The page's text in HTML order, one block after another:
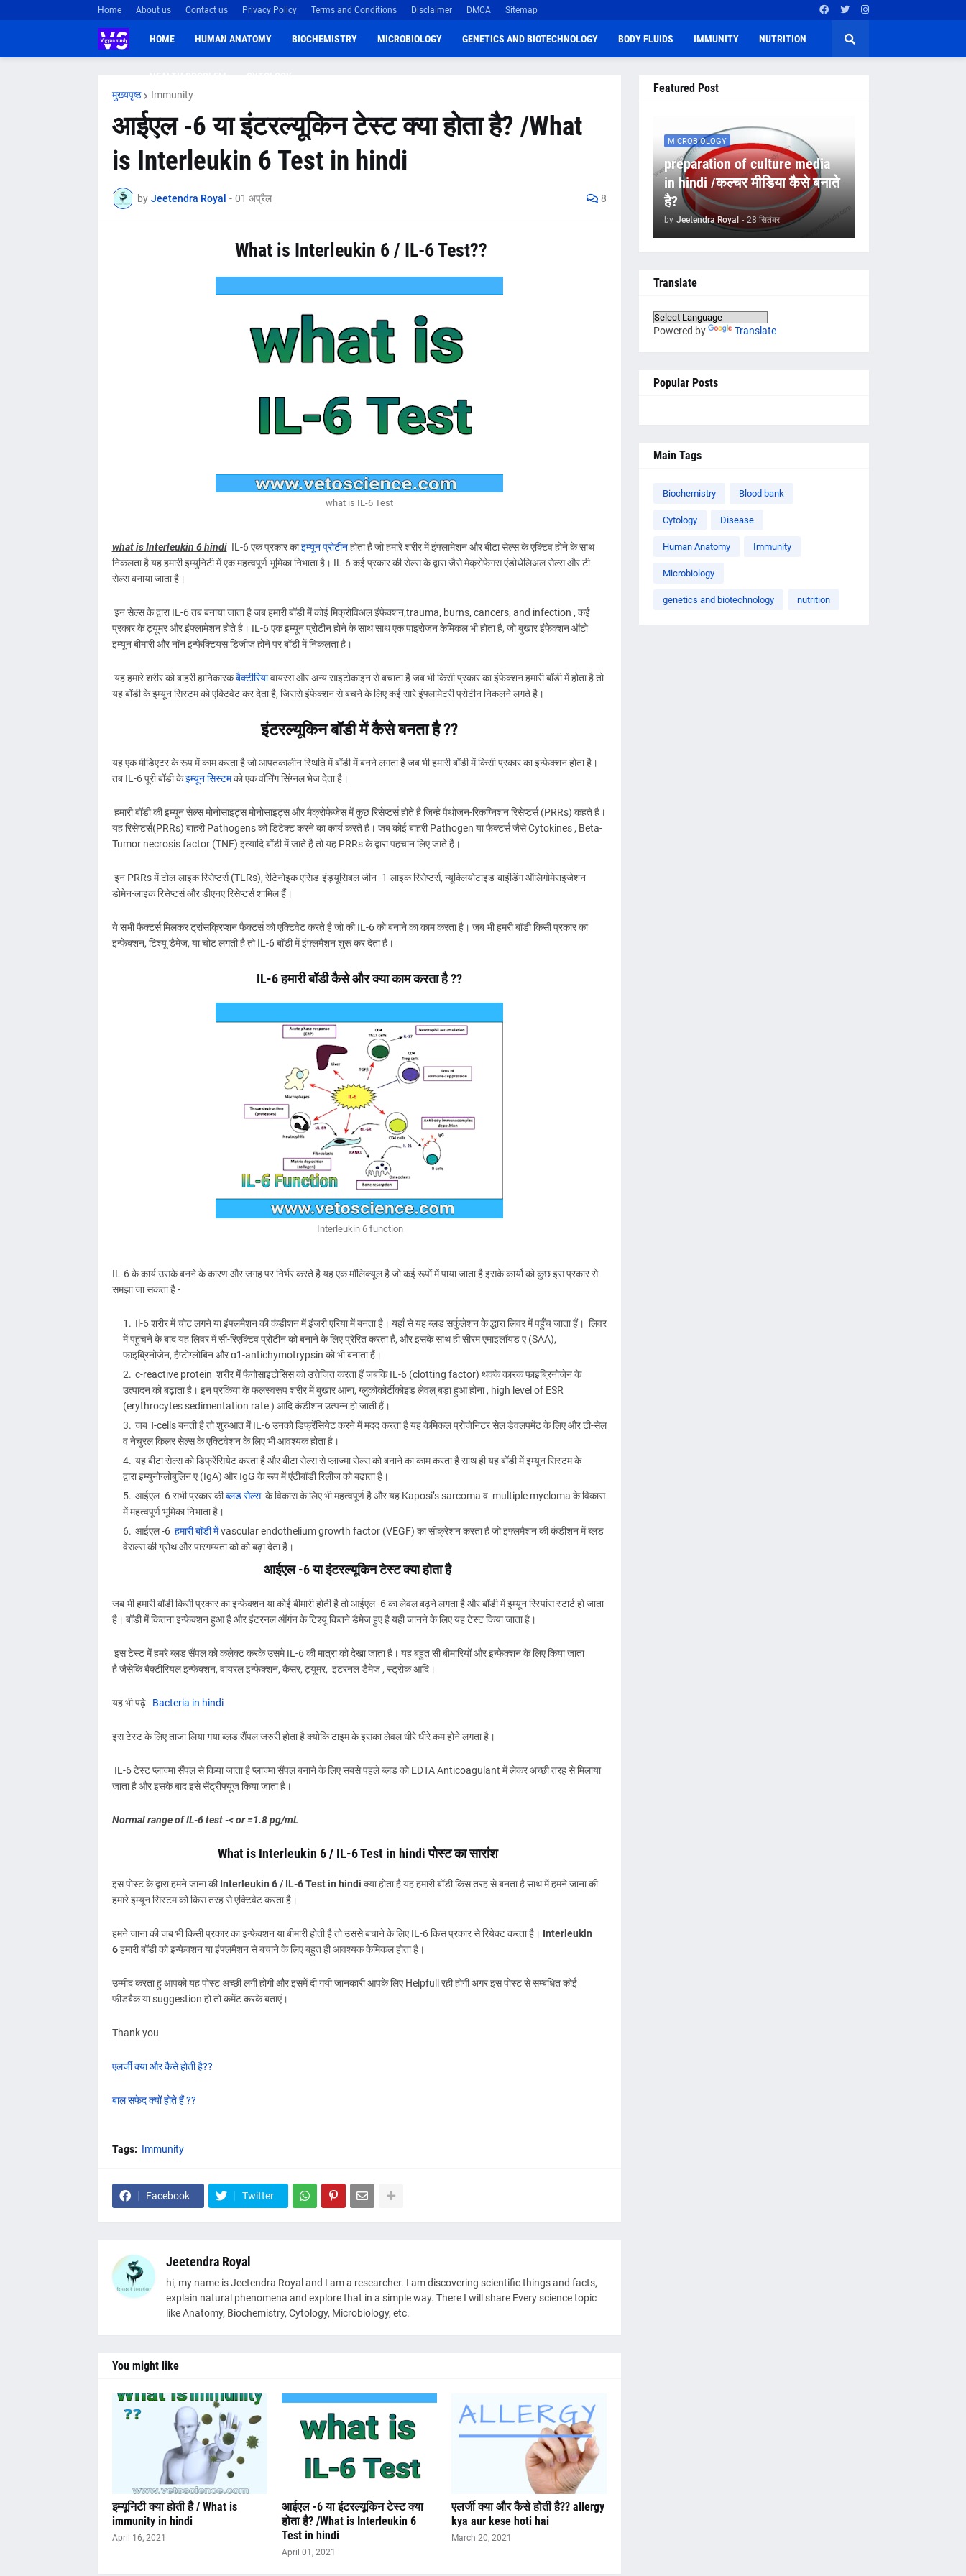
Home About us Contact us Privacy Policy Terms and Conditions Disclaimer DMCA Sitemap
HOME HUMAN ANATOMY BIOCHEMISTRY MICROBIOLOGY GENETICS AND BIOTECHNOLOGY BODY FLUIDS IMMUNITY NUTRITION
मुख्यपृष्ठ
Immunity
आईएल -6 या इंटरल्यूकिन टेस्ट क्या होता है? /What
is Interleukin 6 Test in hindi
by Jeetendra Royal - 01 अप्रैल 8
What is Interleukin 6 / IL-6 Test??
what is IL-6 Test
what is Interleukin 6 hindiIL-6 एक प्रकार काइम्यून प्रोटीनहोता है जो हमारे शरीर में इंफ्लामेशन और बीटा सेल्स के एक्टिव होने के साथ
निकलता है यह हमारी इम्युनिटी में एक महत्वपूर्ण भूमिका निभाता है। IL-6 कई प्रकार की सेल्स के द्वारा जैसे मेक्रोफेगस एंडोथेलिअल सेल्स और टी
सेल्स बनाया जाता है।
इन सेल्स के द्वारा IL-6 तब बनाया जाता है जब हमारी बॉडी में कोई मिक्रोविअल इंफेक्शन,trauma, burns, cancers, and infection , कई
प्रकार के ट्यूमर और इंफ्लामेशन होते है। IL-6 एक इम्यून प्रोटीन होने के साथ साथ एक पाइरोजन केमिकल भी होता है, जो बुखार इंफेक्शन ऑटो
इम्यून बीमारी और नॉन इन्फेक्टियस डिजीज होने पर बॉडी में निकलता है।
यह हमारे शरीर को बाहरी हानिकारकबैक्टीरियावायरस और अन्य साइटोकाइन से बचाता है जब भी किसी प्रकार का इंफेक्शन हमारी बॉडी में होता है तो
यह बॉडी के इम्यून सिस्टम को एक्टिवेट कर देता है, जिससे इंफेक्शन से बचने के लिए कई सारे इंफ्लामेटरी प्रोटीन निकलने लगते है।
इंटरल्यूकिन बॉडी में कैसे बनता है ??
यह एक मीडिएटर के रूप में काम करता है जो आपतकालीन स्थिति में बॉडी में बनने लगता है जब भी हमारी बॉडी में किसी प्रकार का इन्फेक्शन होता है।
तब IL-6 पूरी बॉडी केइम्यून सिस्टमको एक वॉर्निंग सिंग्नल भेज देता है।
हमारी बॉडी की इम्यून सेल्स मोनोसाइट्स मोनोसाइट्स और मैक्रोफेजेस में कुछ रिसेप्टर्स होते है जिन्हे पैथोजन-रिकग्निशन रिसेप्टर्स (PRRs) कहते है।
यह रिसेप्टर्स(PRRs) बाहरी Pathogens को डिटेक्ट करने का कार्य करते है। जब कोई बाहरी Pathogen या फैक्टर्स जैसे Cytokines , Beta-
Tumor necrosis factor (TNF) इत्यादि बॉडी में जाते है तो यह PRRs के द्वारा पहचान लिए जाते है।
इन PRRs में टोल-लाइक रिसेप्टर्स (TLRs), रेटिनोइक एसिड-इंड्यूसिबल जीन -1-लाइक रिसेप्टर्स, न्यूक्लियोटाइड-बाइंडिंग ऑलिगोमेराइजेशन
डोमेन-लाइक रिसेप्टर्स और डीएनए रिसेप्टर्स शामिल हैं।
ये सभी फैक्टर्स मिलकर ट्रांसक्रिप्शन फैक्टर्स को एक्टिवेट करते है जो की IL-6 को बनाने का काम करता है। जब भी हमरी बॉडी किसी प्रकार का
इन्फेक्शन, टिश्यू डैमेज, या चोट लगती है तो IL-6 बॉडी में इंफ्लमैशन शुरू कर देता है।
IL-6 हमारी बॉडी कैसे और क्या काम करता है ??
Interleukin 6 function
IL-6 के कार्य उसके बनने के कारण और जगह पर निर्भर करते है यह एक मॉलिक्यूल है जो कई रूपों में पाया जाता है इसके कार्यो को कुछ इस प्रकार से
समझा जा सकता है -
Il-6 शरीर में चोट लगने या इंफ्लमैशन की कंडीशन में इंजरी एरिया में बनता है। यहाँ से यह ब्लड सर्कुलेशन के द्धारा लिवर में पहुँच जाता हैं। लिवर
में पहुंचने के बाद यह लिवर में सी-रिएक्टिव प्रोटीन को बनाने के लिए प्रेरित करता हैं, और इसके साथ ही सीरम एमाइलॉयड ए (SAA),
फाइब्रिनोजेन, हैप्टोग्लोबिन और α1-antichymotrypsin को भी बनाता हैं।
c-reactive protein शरीर में फैगोसाइटोसिस को उत्तेजित करता हैं जबकि IL-6 (clotting factor) थक्के कारक फाइब्रिनोजेन के
उत्पादन को बढ़ाता है। इन प्रकिया के फलस्वरूप शरीर में बुखार आना, ग्लुकोकोर्टीकोइड लेवल् बड़ा हुआ होना , high level of ESR
(erythrocytes sedimentation rate ) आदि कंडीशन उत्पन्न हो जाती हैं।
जब T-cells बनती है तो शुरुआत में IL-6 उनको डिफ्रेंसियेट करने में मदद करता है यह केमिकल प्रोजेनिटर सेल डेवलपमेंट के लिए और टी-सेल
व नेचुरल किलर सेल्स के एक्टिवेशन के लिए भी आवश्यक होता है।
यह बीटा सेल्स को डिफ्रेंसियेट करता है और बीटा सेल्स से प्लाज्मा सेल्स को बनाने का काम करता है साथ ही यह बॉडी में इम्यून सिस्टम के
द्वारा इम्युनोग्लोबुलिन ए (IgA) और IgG के रूप में एंटीबॉडी रिलीज को बढ़ाता है।
आईएल -6 सभी प्रकार कीब्लड सेल्सके विकास के लिए भी महत्वपूर्ण है और यह Kaposi’s sarcoma व multiple myeloma के विकास
में महत्वपूर्ण भूमिका निभाता है।
आईएल -6 हमारी बॉडी मेंvascular endothelium growth factor (VEGF) का सीक्रेशन करता है जो इंफ्लमैशन की कंडीशन में ब्लड
वेसल्स की ग्रोथ और पारगम्यता को को बढ़ा देता है।
आईएल -6 या इंटरल्यूकिन टेस्ट क्या होता है
जब भी हमारी बॉडी किसी प्रकार का इन्फेक्शन या कोई बीमारी होती है तो आईएल -6 का लेवल बढ़ने लगता है और बॉडी में इम्यून रिस्पांस स्टार्ट हो जाता
है। बॉडी में कितना इन्फेक्शन हुआ है और इंटरनल ऑर्गन के टिश्यू कितने डैमेज हुए है यही जानने के लिए यह टेस्ट किया जाता है।
इस टेस्ट में हमरे ब्लड सैंपल को कलेक्ट करके उसमे IL-6 की मात्रा को देखा जाता है। यह बहुत सी बीमारियों और इन्फेक्शन के लिए किया जाता
है जैसेकि बैक्टीरियल इन्फेक्शन, वायरल इन्फेक्शन, कैंसर, ट्यूमर, इंटरनल डैमेज , स्ट्रोक आदि।
यह भी पढ़े Bacteria in hindi
इस टेस्ट के लिए ताजा लिया गया ब्लड सैंपल जरुरी होता है क्योकि टाइम के इसका लेवल धीरे धीरे कम होने लगता है।
IL-6 टेस्ट प्लाज्मा सैंपल से किया जाता है प्लाज्मा सैंपल बनाने के लिए सबसे पहले ब्लड को EDTA Anticoagulant में लेकर अच्छी तरह से मिलाया
जाता है और इसके बाद इसे सेंट्रीफ्यूज किया जाता है।
Normal range of IL-6 test -< or =1.8 pg/mL
What is Interleukin 6 / IL-6 Test in hindi पोस्ट का सारांश
इस पोस्ट के द्वारा हमने जाना कीInterleukin 6 / IL-6 Test in hindi क्या होता है यह हमारी बॉडी किस तरह से बनता है साथ में हमने जाना की
हमारे इम्यून सिस्टम को किस तरह से एक्टिवेट करता है।
हमने जाना की जब भी किसी प्रकार का इन्फेक्शन या बीमारी होती है तो उससे बचाने के लिए IL-6 किस प्रकार से रियेक्ट करता है। Interleukin
6हमारी बॉडी को इन्फेक्शन या इंफ्लमैशन से बचाने के लिए बहुत ही आवश्यक केमिकल होता है।
उम्मीद करता हु आपको यह पोस्ट अच्छी लगी होगी और इसमें दी गयी जानकारी आपके लिए Helpfull रही होगी अगर इस पोस्ट से सम्बंधित कोई
फीडबैक या suggestion हो तो कमेंट करके बताएं।
Thank you
एलर्जी क्या और कैसे होती है??
बाल सफेद क्यों होते हैं ??
Tags: Immunity
Facebook Twitter
Jeetendra Royal
hi, my name is Jeetendra Royal and I am a researcher. I am discovering scientific things and facts,
explain natural phenomena and explore that in a simple way. There I will share Every science topic
like Anatomy, Biochemistry, Cytology, Microbiology, etc.
You might like
इम्यूनिटी क्या होती है / What is
immunity in hindi
April 16, 2021
आईएल -6 या इंटरल्यूकिन टेस्ट क्या
होता है? /What is Interleukin 6
Test in hindi
April 01, 2021
एलर्जी क्या और कैसे होती है?? allergy
kya aur kese hoti hai
March 20, 2021
Featured Post
MICROBIOLOGY
preparation of culture media
in hindi /कल्चर मीडिया कैसे बनाते
है?
by Jeetendra Royal - 28 सितंबर
Translate
Powered by Translate
Popular Posts
Main Tags
Biochemistry Blood bank
Cytology Disease
Human Anatomy Immunity
Microbiology
genetics and biotechnology nutrition